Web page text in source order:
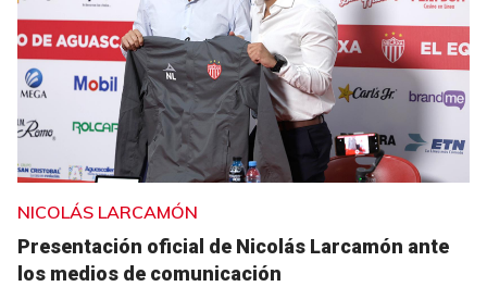
NICOLÁS LARCAMÓN
Presentación oficial de Nicolás Larcamón ante
los medios de comunicación